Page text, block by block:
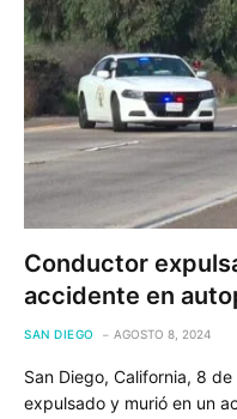
Conductor
accidente en
SAN DIEGO AGOSTO 8, 2024
San Diego, California, 8
expulsado y murió en un